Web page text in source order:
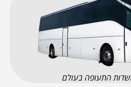
התעופה בעולם